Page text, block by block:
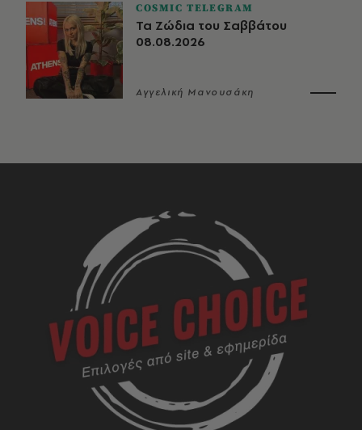
COSMIC TELEGRAM
Τα Ζώδια του Σαββάτου
08.08.2026
Αγγελική Μανουσάκη